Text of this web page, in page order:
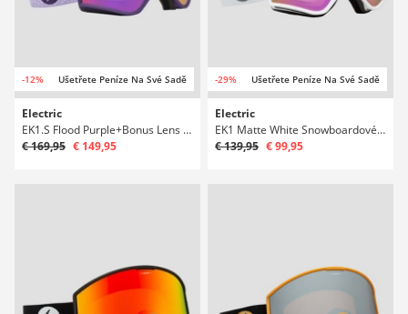
-12% Ušetřete Peníze Na Své Sadě
Electric
EK1.S Flood Purple+Bonus Lens Snowboardové brýle
€ 169,95 € 149,95
-29% Ušetřete Peníze Na Své Sadě
Electric
EK1 Matte White Snowboardové brýle
€ 139,95 € 99,95